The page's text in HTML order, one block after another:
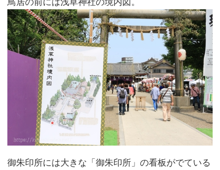
御朱印所には大きな「御朱印所」の看板がでている